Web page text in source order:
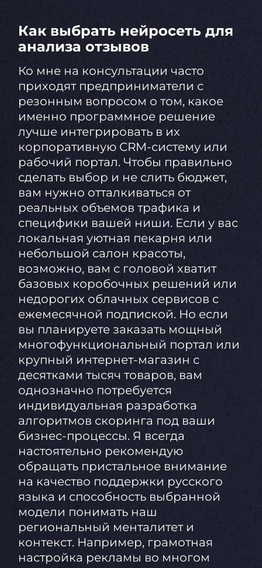
Как выбрать нейросеть для
анализа отзывов
Ко мне на консультации часто
приходят предприниматели с
резонным вопросом о том, какое
именно программное решение
лучше интегрировать в их
корпоративную CRM-систему или
рабочий портал. Чтобы правильно
сделать выбор и не слить бюджет,
вам нужно отталкиваться от
реальных объемов трафика и
специфики вашей ниши. Если у вас
локальная уютная пекарня или
небольшой салон красоты,
возможно, вам с головой хватит
базовых коробочных решений или
недорогих облачных сервисов с
ежемесячной подпиской. Но если
вы планируете заказать мощный
многофункциональный портал или
крупный интернет-магазин с
десятками тысяч товаров, вам
однозначно потребуется
индивидуальная разработка
алгоритмов скоринга под ваши
бизнес-процессы. Я всегда
настоятельно рекомендую
обращать пристальное внимание
на качество поддержки русского
языка и способность выбранной
модели понимать наш
региональный менталитет и
контекст. Например, грамотная
настройка рекламы во многом